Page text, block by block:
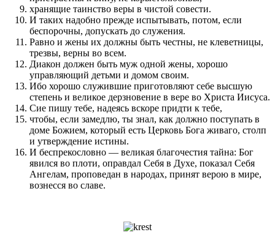
хранящие таинство веры в чистой совести.
И таких надобно прежде испытывать, потом, если
беспорочны, допускать до служения.
Равно и жены их должны быть честны, не клеветницы,
трезвы, верны во всем.
Диакон должен быть муж одной жены, хорошо
управляющий детьми и домом своим.
Ибо хорошо служившие приготовляют себе высшую
степень и великое дерзновение в вере во Христа Иисуса.
Сие пишу тебе, надеясь вскоре придти к тебе,
чтобы, если замедлю, ты знал, как должно поступать в
доме Божием, который есть Церковь Бога живаго, столп
и утверждение истины.
И беспрекословно — великая благочестия тайна: Бог
явился во плоти, оправдал Себя в Духе, показал Себя
Ангелам, проповедан в народах, принят верою в мире,
вознесся во славе.